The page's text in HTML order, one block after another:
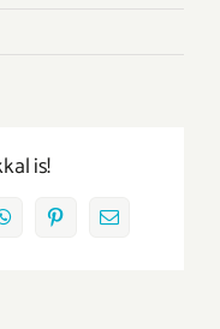
is!
WhatsAppPinterestEmail: